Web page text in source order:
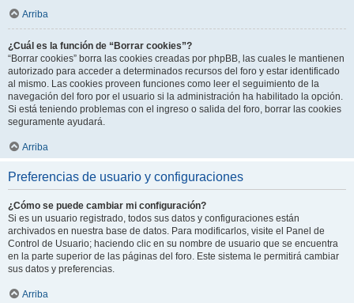
Arriba
¿Cuál es la función de “Borrar cookies”?
“Borrar cookies” borra las cookies creadas por phpBB, las cuales le mantienen
autorizado para acceder a determinados recursos del foro y estar identificado
al mismo. Las cookies proveen funciones como leer el seguimiento de la
navegación del foro por el usuario si la administración ha habilitado la opción.
Si está teniendo problemas con el ingreso o salida del foro, borrar las cookies
seguramente ayudará.
Arriba
Preferencias de usuario y configuraciones
¿Cómo se puede cambiar mi configuración?
Si es un usuario registrado, todos sus datos y configuraciones están
archivados en nuestra base de datos. Para modificarlos, visite el Panel de
Control de Usuario; haciendo clic en su nombre de usuario que se encuentra
en la parte superior de las páginas del foro. Este sistema le permitirá cambiar
sus datos y preferencias.
Arriba